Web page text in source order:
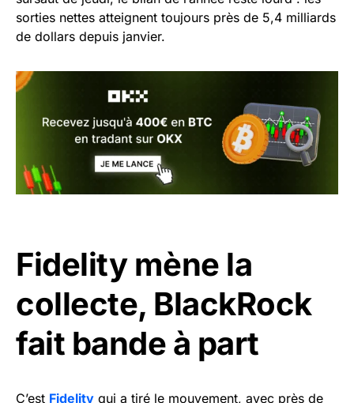
sorties nettes atteignent toujours près de 5,4 milliards
de dollars depuis janvier.
Fidelity mène la
collecte, BlackRock
fait bande à part
C’est Fidelity qui a tiré le mouvement, avec près de